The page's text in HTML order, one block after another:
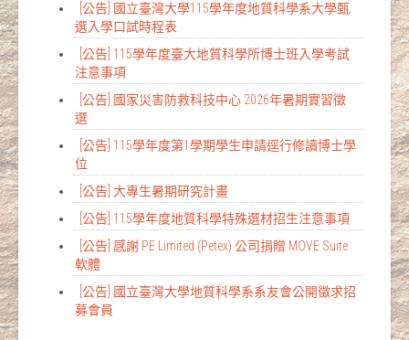
[公告] 國立臺灣大學115學年度地質科學系大學甄
選入學口試時程表
[公告] 115學年度臺大地質科學所博士班入學考試
注意事項
[公告] 國家災害防救科技中心 2026年暑期實習徵
選
[公告] 115學年度第1學期學生申請逕行修讀博士學
位
[公告] 大專生暑期研究計畫
[公告] 115學年度地質科學特殊選材招生注意事項
[公告] 感謝 PE Limited (Petex) 公司捐贈 MOVE Suite
軟體
[公告] 國立臺灣大學地質科學系系友會公開徵求招
募會員